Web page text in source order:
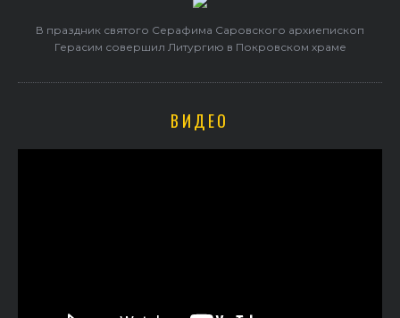
В праздник святого Серафима Саровского архиепископ
Герасим совершил Литургию в Покровском храме
ВИДЕО